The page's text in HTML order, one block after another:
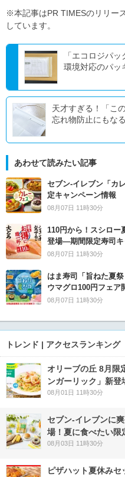
※本記事はPR TIMESのリリー
しています。
「エコロジパ
環境対応のパッ
天才すぎる！「こ
忘れ物防止にもなる
あわせて読みたい記事
セブン‐イレブン「カ
定キャンペーン情報
08月07日 11時30分
110円から！スシロー
登場―期間限定寿司
08月07日 11時30分
はま寿司「旨ねた夏
ウマグロ100円フェア
08月07日 11時30分
トレンド | アクセスランキング
オリーブの丘 8月限
ンガーリック」新
08月01日 11時30分
セブン‐イレブンに
場！夏に食べたい限
08月03日 11時30分
ピザハット夏休みセ